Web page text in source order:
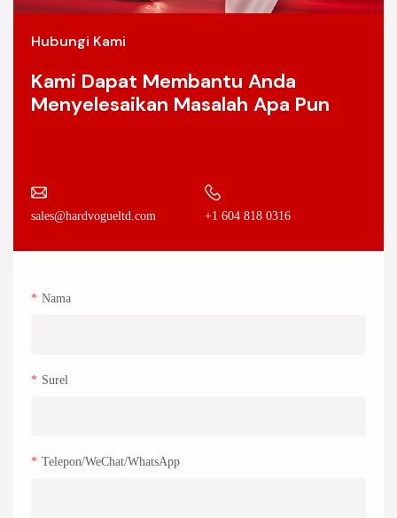
Hubungi Kami
Kami Dapat Membantu Anda
Menyelesaikan Masalah Apa Pun
sales@hardvogueltd.com +1 604 818 0316
Nama
Surel
Telepon/WeChat/WhatsApp